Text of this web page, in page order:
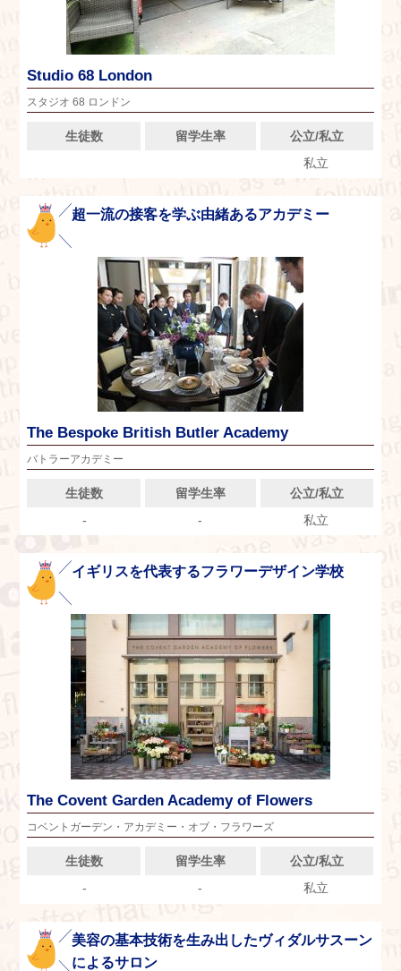
Studio 68 London
スタジオ 68 ロンドン
生徒数 留学生率
公立/私立
私立
超一流の接客を学ぶ由緒あるアカデミー
The Bespoke British Butler Academy
バトラーアカデミー
生徒数 留学生率
公立/私立
-
- 私立
イギリスを代表するフラワーデザイン学校
The Covent Garden Academy of Flowers
コベントガーデン・アカデミー・オブ・フラワーズ
生徒数 留学生率
公立/私立
-
- 私立
美容の基本技術を生み出したヴィダルサスーン
によるサロン